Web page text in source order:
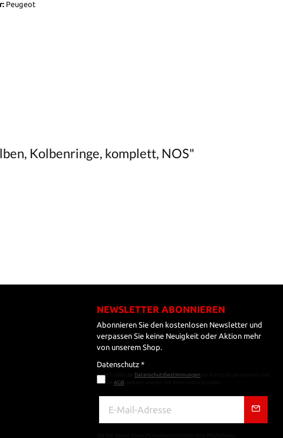
Peugeot
Kolbenringe, komplett, NOS"
NEWSLETTER ABONNIEREN
Abonnieren Sie den kostenlosen Newsletter und
verpassen Sie keine Neuigkeit oder Aktion mehr
von unserem Shop.
Datenschutz *
Datenschutzbestimmungen
AGB